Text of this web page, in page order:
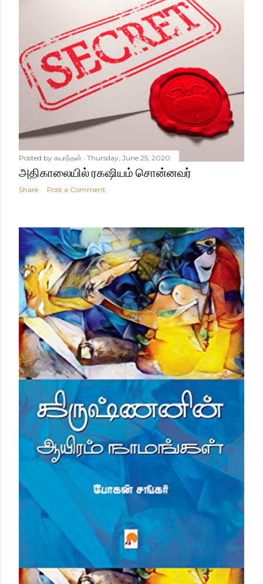
Posted by சுயாந்தன் Thursday, June 25, 2020
அதிகாலையில் ரகஷியம் சொன்னவர்
Share Post a Comment